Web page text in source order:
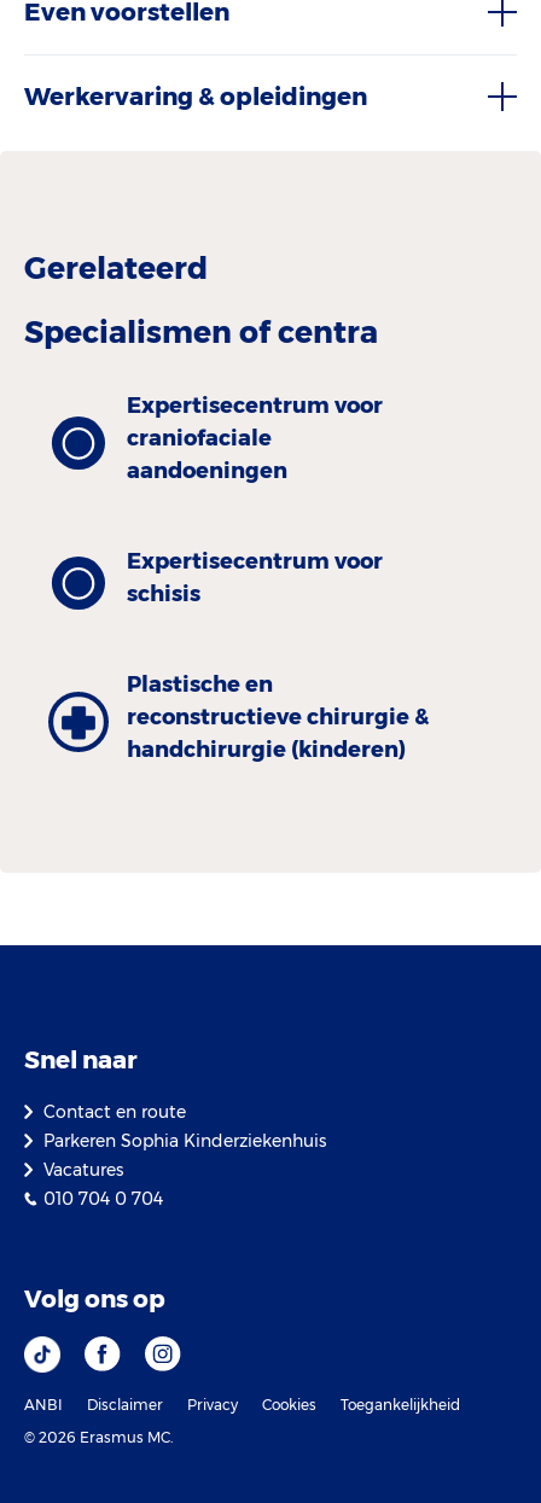
Even voorstellen
Werkervaring & opleidingen
Gerelateerd
Specialismen of centra
Expertisecentrum voor
craniofaciale
aandoeningen
Expertisecentrum voor
schisis
Plastische en
reconstructieve chirurgie &
handchirurgie (kinderen)
Snel naar
Contact en route
Parkeren Sophia Kinderziekenhuis
Vacatures
010 704 0 704
Volg ons op
ANBI Disclaimer Privacy Cookies
Toegankelijkheid
© 2026 Erasmus MC.